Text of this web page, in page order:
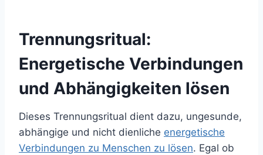
Trennungsritual:
Energetische Verbindungen
und Abhängigkeiten lösen
Dieses Trennungsritual dient dazu, ungesunde,
abhängige und nicht dienliche energetische
Verbindungen zu Menschen zu lösen. Egal ob